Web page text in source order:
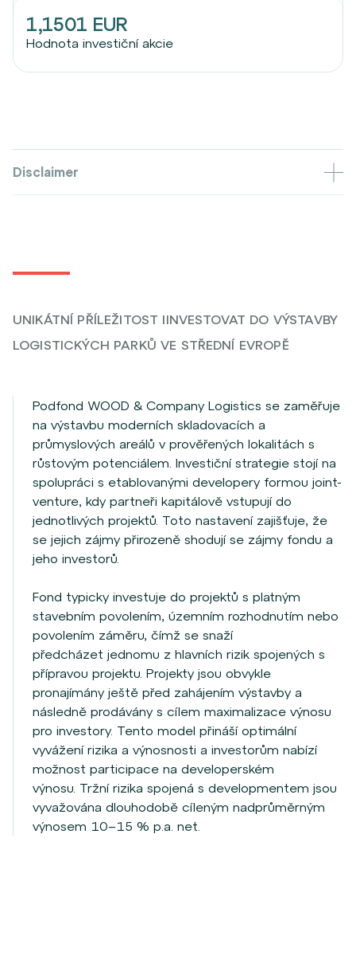
1,1501 EUR
Hodnota investiční akcie
Disclaimer
UNIKÁTNÍ PŘÍLEŽITOST IINVESTOVAT DO VÝSTAVBY
LOGISTICKÝCH PARKŮ VE STŘEDNÍ EVROPĚ
Podfond WOOD & Company Logistics se zaměřuje
na výstavbu moderních skladovacích a
průmyslových areálů v prověřených lokalitách s
růstovým potenciálem. Investiční strategie stojí na
spolupráci s etablovanými developery formou joint-
venture, kdy partneři kapitálově vstupují do
jednotlivých projektů. Toto nastavení zajišťuje, že
se jejich zájmy přirozeně shodují se zájmy fondu a
jeho investorů.
Fond typicky investuje do projektů s platným
stavebním povolením, územním rozhodnutím nebo
povolením záměru, čímž se snaží
předcházet jednomu z hlavních rizik spojených s
přípravou projektu. Projekty jsou obvykle
pronajímány ještě před zahájením výstavby a
následně prodávány s cílem maximalizace výnosu
pro investory. Tento model přináší optimální
vyvážení rizika a výnosnosti a investorům nabízí
možnost participace na developerském
výnosu. Tržní rizika spojená s developmentem jsou
vyvažována dlouhodobě cíleným nadprůměrným
výnosem 10–15 % p.a. net.